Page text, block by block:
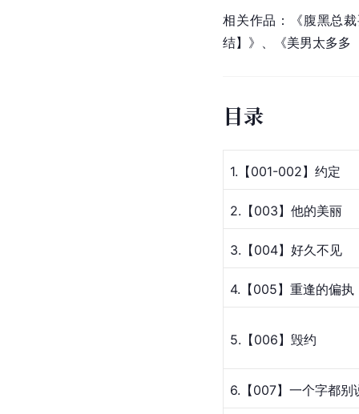
相关作品：《腹黑总
结】》、《美男太多多
目录
1.【001-002】约定
2.【003】他的美丽
3.【004】好久不见
4.【005】重逢的偏执
5.【006】毁约
6.【007】一个字都别